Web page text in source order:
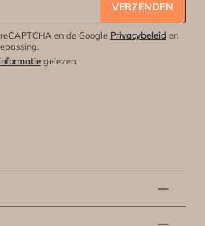
VERZENDEN
en de Google Privacybeleid en
gelezen.